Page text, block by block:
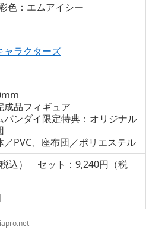
色：エムアイシー
ャラクターズ
成品フィギュア
バンダイ限定特典：オリジナル
／PVC、座布団／ポリエステル
込） セット：9,240円（税